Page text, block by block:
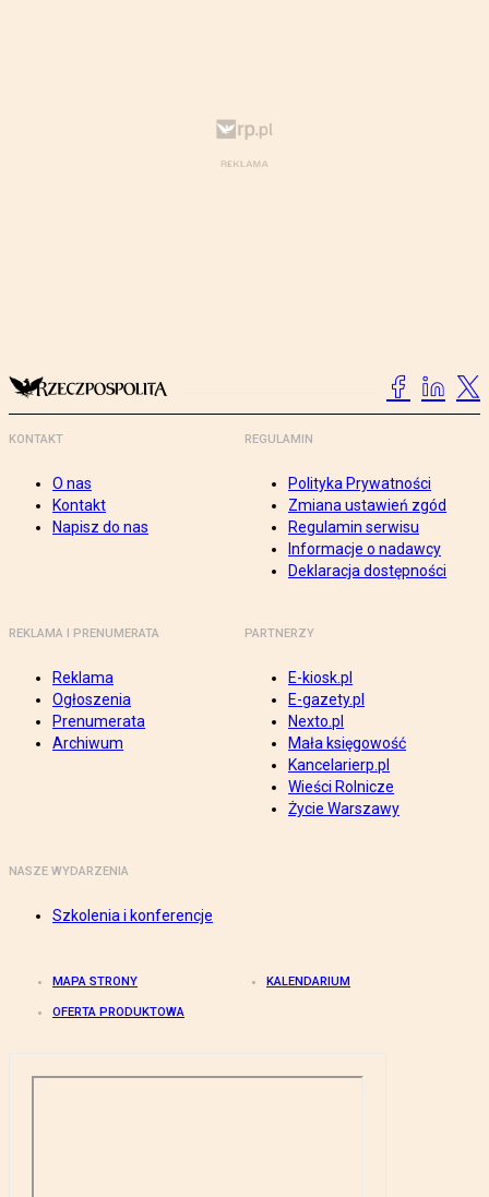
KONTAKT
O nas
Kontakt
Napisz do nas
REGULAMIN
Polityka Prywatności
Zmiana ustawień zgód
Regulamin serwisu
Informacje o nadawcy
Deklaracja dostępności
REKLAMA I PRENUMERATA
Reklama
Ogłoszenia
Prenumerata
Archiwum
PARTNERZY
E-kiosk.pl
E-gazety.pl
Nexto.pl
Mała księgowość
Kancelarierp.pl
Wieści Rolnicze
Życie Warszawy
NASZE WYDARZENIA
Szkolenia i konferencje
MAPA STRONY KALENDARIUM
OFERTA PRODUKTOWA